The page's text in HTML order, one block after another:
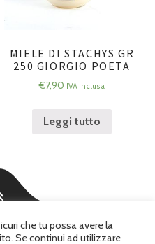
MIELE DI STACHYS GR
250 GIORGIO POETA
€7,90 IVA inclusa
Leggi tutto
e Gastronomia in Ancona
che tu possa avere la
Se continui ad utilizzare